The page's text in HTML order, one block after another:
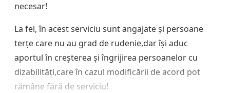
necesar!
La fel, în acest serviciu sunt angajate și persoane
terțe care nu au grad de rudenie,dar își aduc
aportul în creșterea și îngrijirea persoanelor cu
dizabilități,care în cazul modificării de acord pot
rămâne fără de serviciu!